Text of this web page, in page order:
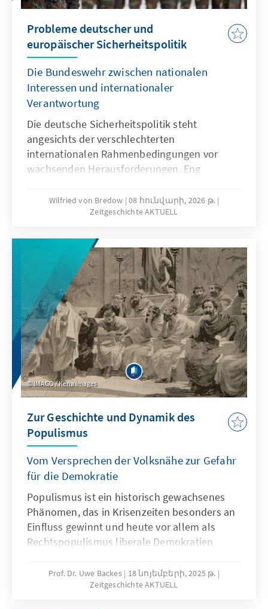
Probleme deutscher und
europäischer Sicherheitspolitik
Die Bundeswehr zwischen nationalen
Interessen und internationaler
Verantwortung
Die deutsche Sicherheitspolitik steht
angesichts der verschlechterten
internationalen Rahmenbedingungen vor
wachsenden Herausforderungen. Eng
nationale, europäische und transatlantische
Interessen immer wieder neu austarieren.
von Zeitgeschichte AKTUELL, wie diese
Spannungen unmittelbare Folgen für Auftrag,
Ausrüstung und Rolle der Bundeswehr haben.
Im Mittelpunkt steht die Frage, wie
Deutschland und Europa ihre
sicherheitspolitische Handlungsfähigkeit
unter veränderten strategischen und
technologischen Bedingungen sichern
können.
Wilfried von Bredow 08 հունվարի, 2026 թ.
Zeitgeschichte AKTUELL
IMAGO / Kena Images
Zur Geschichte und Dynamik des
Populismus
Vom Versprechen der Volksnähe zur Gefahr
für die Demokratie
Populismus ist ein historisch gewachsenes
Phänomen, das in Krisenzeiten besonders an
Einfluss gewinnt und heute vor allem als
Rechtspopulismus liberale Demokratien
Ausgabe von Zeitgeschichte Aktuell, dass nur
sachliche Auseinandersetzung und
Prof. Dr. Uwe Backes
18 նոյեմբերի, 2025 թ.
Zeitgeschichte AKTUELL